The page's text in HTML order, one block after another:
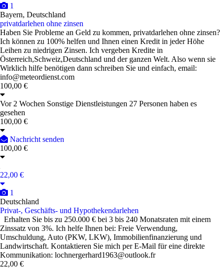
1
Bayern, Deutschland
privatdarlehen ohne zinsen
Haben Sie Probleme an Geld zu kommen, privatdarlehen ohne zinsen?
Ich können zu 100% helfen und Ihnen einen Kredit in jeder Höhe
Leihen zu niedrigen Zinsen. Ich vergeben Kredite in
Österreich,Schweiz,Deutschland und der ganzen Welt. Also wenn sie
Wirklich hilfe benötigen dann schreiben Sie und einfach, email:
info@meteordienst.com
100,00 €
Vor 2 Wochen Sonstige Dienstleistungen 27 Personen haben es
gesehen
100,00 €
Nachricht senden
100,00 €
22,00 €
1
Deutschland
Privat-, Geschäfts- und Hypothekendarlehen
Erhalten Sie bis zu 250.000 € bei 3 bis 240 Monatsraten mit einem
Zinssatz von 3%. Ich helfe Ihnen bei: Freie Verwendung,
Umschuldung, Auto (PKW, LKW), Immobilienfinanzierung und
Landwirtschaft. Kontaktieren Sie mich per E-Mail für eine direkte
Kommunikation: lochnergerhard1963@outlook.fr
22,00 €